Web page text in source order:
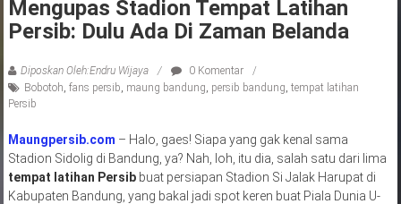
Mengupas Stadion Tempat Latihan
Persib: Dulu Ada Di Zaman Belanda
Diposkan Oleh:Endru Wijaya
0 Komentar
Bobotoh fans persib maung bandung persib bandung tempat latihan
Persib
Maungpersib.com – Halo, gaes! Siapa yang gak kenal sama
Stadion Sidolig di Bandung, ya? Nah, loh, itu dia, salah satu dari lima
tempat latihan Persibbuat persiapan Stadion Si Jalak Harupat di
Kabupaten Bandung, yang bakal jadi spot keren buat Piala Dunia U-